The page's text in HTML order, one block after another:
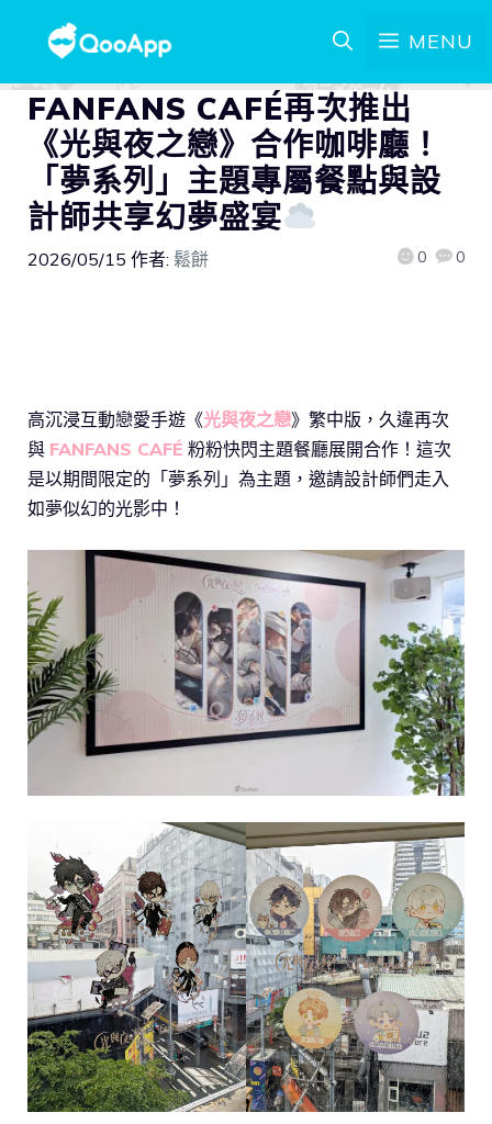
MENU
FANFANS CAFÉ再次推出
《光與夜之戀》合作咖啡廳！
「夢系列」主題專屬餐點與設
計師共享幻夢盛宴
2026/05/15 作者: 鬆餅 0 0
高沉浸互動戀愛手遊《光與夜之戀》繁中版，久違再次
與 FANFANS CAFÉ 粉粉快閃主題餐廳展開合作！這次
是以期間限定的「夢系列」為主題，邀請設計師們走入
如夢似幻的光影中！